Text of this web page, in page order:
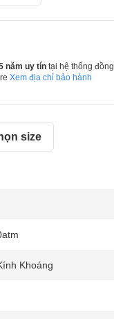
năm uy tín tại hệ thống đồng
Xem địa chỉ bảo hành
size
Khoáng